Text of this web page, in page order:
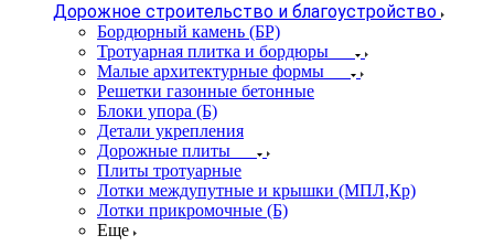
Дорожное строительство и благоустройство
Бордюрный камень (БР)
Тротуарная плитка и бордюры
Малые архитектурные формы
Решетки газонные бетонные
Блоки упора (Б)
Детали укрепления
Дорожные плиты
Плиты тротуарные
Лотки междупутные и крышки (МПЛ,Кр)
Лотки прикромочные (Б)
Еще